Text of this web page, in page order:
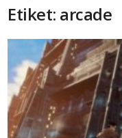
Etiket: arcade